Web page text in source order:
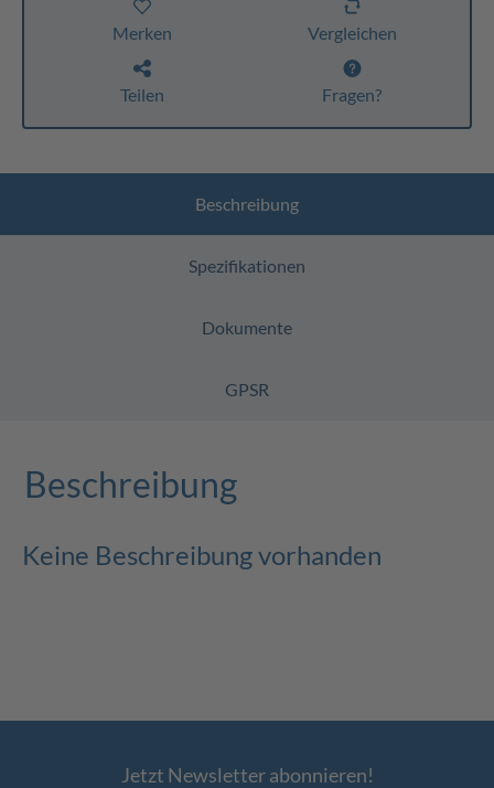
Merken Vergleichen
Teilen Fragen?
Beschreibung
Spezifikationen
Dokumente
GPSR
Beschreibung
Keine Beschreibung vorhanden
Jetzt Newsletter abonnieren!